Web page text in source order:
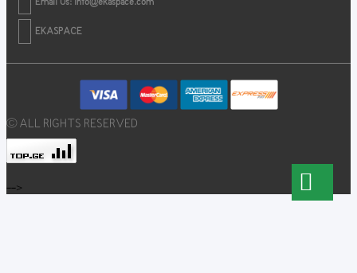
EKASPACE
© ALL RIGHTS RESERVED
-->